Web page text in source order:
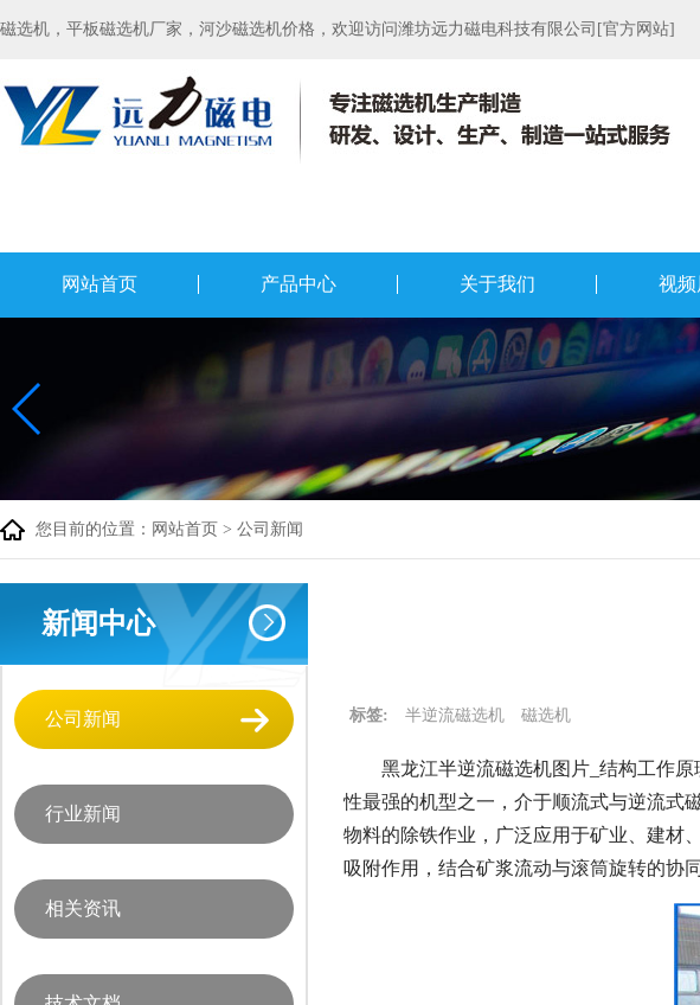
磁选机，平板磁选机厂家，河沙磁选机价格，欢迎访问潍坊远力磁电科技有限公司[官方网站]
网站首页 产品中心 关于我们 视频
您目前的位置： 网站首页 > 公司新闻
新闻中心
公司新闻
行业新闻
相关资讯
标签: 半逆流磁选机 磁选机
黑龙江半逆流磁选机图片_结构工作原
性最强的机型之一，介于顺流式与逆流式
物料的除铁作业，广泛应用于矿业、建材
吸附作用，结合矿浆流动与滚筒旋转的协